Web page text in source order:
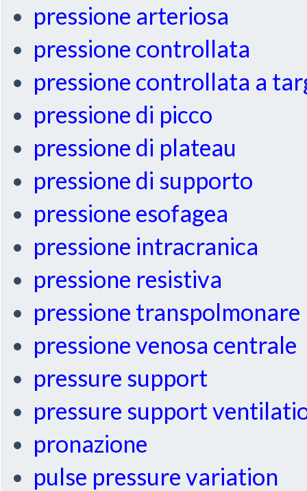
pressione arteriosa
pressione controllata
pressione controllata a
pressione di picco
pressione di plateau
pressione di supporto
pressione esofagea
pressione intracranica
pressione resistiva
pressione transpolmonare
pressione venosa centrale
pressure support
pressure support
pronazione
pulse pressure variation